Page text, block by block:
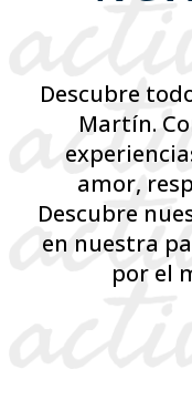
Descubre
Martín.
amor,
Descubre
en nuestra
por el